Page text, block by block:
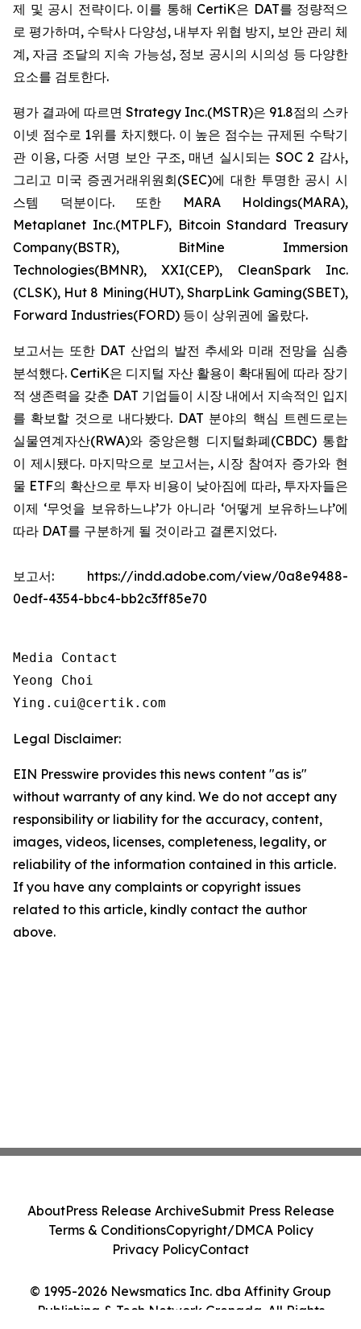
제 및 공시 전략이다. 이를 통해 CertiK은 DAT를 정량적으
로 평가하며, 수탁사 다양성, 내부자 위협 방지, 보안 관리 체
계, 자금 조달의 지속 가능성, 정보 공시의 시의성 등 다양한
요소를 검토한다.
평가 결과에 따르면 Strategy Inc.(MSTR)은 91.8점의 스카
이넷 점수로 1위를 차지했다. 이 높은 점수는 규제된 수탁기
관 이용, 다중 서명 보안 구조, 매년 실시되는 SOC 2 감사,
그리고 미국 증권거래위원회(SEC)에 대한 투명한 공시 시
스템 덕분이다. 또한 MARA Holdings(MARA),
Metaplanet Inc.(MTPLF), Bitcoin Standard Treasury
Company(BSTR), BitMine Immersion
Technologies(BMNR), XXI(CEP), CleanSpark Inc.
(CLSK), Hut 8 Mining(HUT), SharpLink Gaming(SBET),
Forward Industries(FORD) 등이 상위권에 올랐다.
보고서는 또한 DAT 산업의 발전 추세와 미래 전망을 심층
분석했다. CertiK은 디지털 자산 활용이 확대됨에 따라 장기
적 생존력을 갖춘 DAT 기업들이 시장 내에서 지속적인 입지
를 확보할 것으로 내다봤다. DAT 분야의 핵심 트렌드로는
실물연계자산(RWA)와 중앙은행 디지털화폐(CBDC) 통합
이 제시됐다. 마지막으로 보고서는, 시장 참여자 증가와 현
물 ETF의 확산으로 투자 비용이 낮아짐에 따라, 투자자들은
이제 ‘무엇을 보유하느냐’가 아니라 ‘어떻게 보유하느냐’에
따라 DAT를 구분하게 될 것이라고 결론지었다.
보고서: https://indd.adobe.com/view/0a8e9488-
0edf-4354-bbc4-bb2c3ff85e70
Media Contact
Yeong Choi
Ying.cui@certik.com
Legal Disclaimer:
EIN Presswire provides this news content "as is"
without warranty of any kind. We do not accept any
responsibility or liability for the accuracy, content,
images, videos, licenses, completeness, legality, or
reliability of the information contained in this article.
If you have any complaints or copyright issues
related to this article, kindly contact the author
above.
© 1995-2026 Newsmatics Inc. dba Affinity Group
Publishing & Tech Network Grenada. All Rights
AboutPress Release ArchiveSubmit Press Release
Terms & ConditionsCopyright/DMCA Policy
Privacy PolicyContact